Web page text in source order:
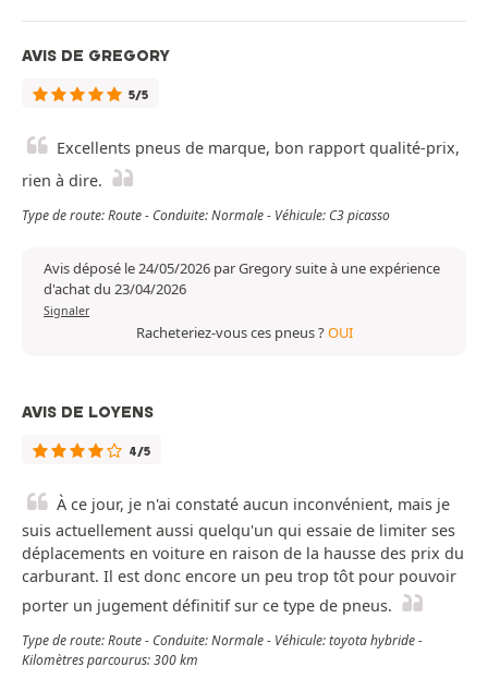
AVIS DE GREGORY
5/5
Excellents pneus de marque, bon rapport qualité-prix,
rien à dire.
Type de route: Route - Conduite: Normale - Véhicule: C3 picasso
Avis déposé le 24/05/2026 par Gregory suite à une expérience
d'achat du 23/04/2026
Signaler
Racheteriez-vous ces pneus ?OUI
AVIS DE LOYENS
4/5
À ce jour, je n'ai constaté aucun inconvénient, mais je
suis actuellement aussi quelqu'un qui essaie de limiter ses
déplacements en voiture en raison de la hausse des prix du
carburant. Il est donc encore un peu trop tôt pour pouvoir
porter un jugement définitif sur ce type de pneus.
Type de route: Route - Conduite: Normale - Véhicule: toyota hybride -
Kilomètres parcourus: 300 km